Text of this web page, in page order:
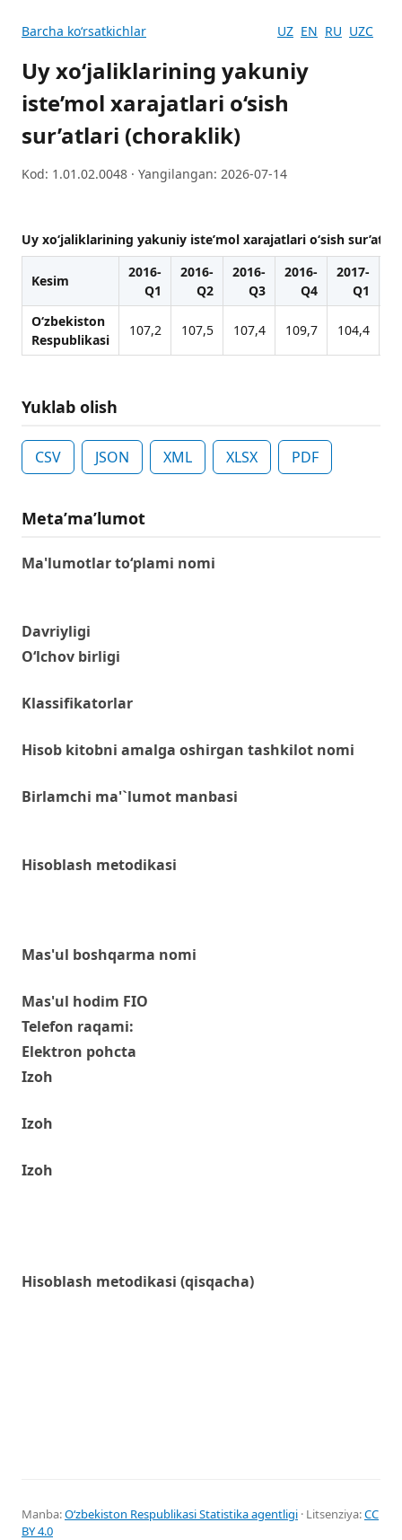
Barcha koʻrsatkichlar UZ EN RU UZC
Uy xo‘jaliklarining yakuniy
iste’mol xarajatlari o‘sish
sur’atlari (choraklik)
Kod: 1.01.02.0048 · Yangilangan: 2026-07-14
Uy xo‘jaliklarining yakuniy iste’mol xarajatlari o‘sish
Kesim
2016-
Q1
2016-
Q2
2016-
Q3
2016-
Q4
2017-
Q1
O‘zbekiston
Respublikasi
107,2 107,5 107,4 109,7 104,4
Yuklab olish
CSV JSON XML XLSX PDF
Metaʼmaʼlumot
Ma'lumotlar to‘plami nomi
Davriyligi
O‘lchov birligi
Klassifikatorlar
Hisob kitobni amalga oshirgan tashkilot nomi
Birlamchi ma'`lumot manbasi
Hisoblash metodikasi
Mas'ul boshqarma nomi
Mas'ul hodim FIO
Telefon raqami:
Elektron pohcta
Izoh
Izoh
Izoh
Hisoblash metodikasi (qisqacha)
Manba:Oʻzbekiston Respublikasi Statistika agentligi · Litsenziya:CC
BY 4.0